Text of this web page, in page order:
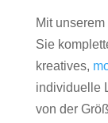
Mit
Sie
kreatives,
individuelle
von der